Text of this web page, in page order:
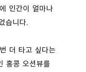
인간이 얼마나
습니다.
더 타고 싶다는
홍콩 오션뷰를